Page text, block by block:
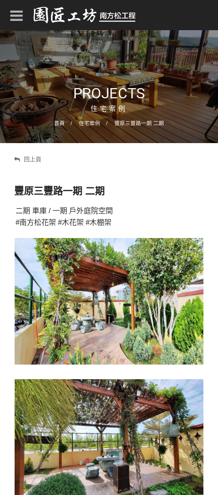
PROJECTS
住宅案例
首頁 住宅案例 豐原三豐路一期 二期
回上頁
豐原三豐路一期 二期
二期 車庫 / 一期 戶外庭院空間
#南方松花架 #木花架 #木棚架